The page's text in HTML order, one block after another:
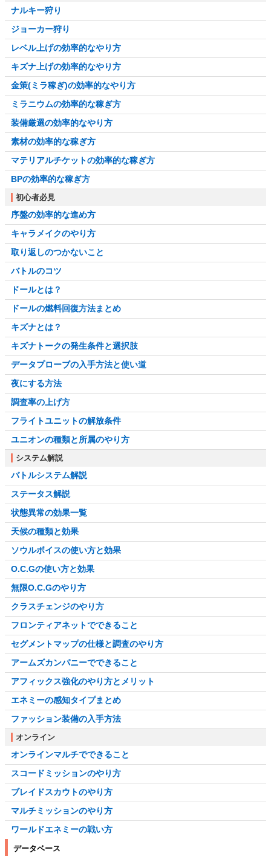
ナルキー狩り
ジョーカー狩り
レベル上げの効率的なやり方
キズナ上げの効率的なやり方
金策(ミラ稼ぎ)の効率的なやり方
ミラニウムの効率的な稼ぎ方
装備厳選の効率的なやり方
素材の効率的な稼ぎ方
マテリアルチケットの効率的な稼ぎ方
BPの効率的な稼ぎ方
初心者必見
序盤の効率的な進め方
キャラメイクのやり方
取り返しのつかないこと
バトルのコツ
ドールとは？
ドールの燃料回復方法まとめ
キズナとは？
キズナトークの発生条件と選択肢
データプローブの入手方法と使い道
夜にする方法
調査率の上げ方
フライトユニットの解放条件
ユニオンの種類と所属のやり方
システム解説
バトルシステム解説
ステータス解説
状態異常の効果一覧
天候の種類と効果
ソウルボイスの使い方と効果
O.C.Gの使い方と効果
無限O.C.Gのやり方
クラスチェンジのやり方
フロンティアネットでできること
セグメントマップの仕様と調査のやり方
アームズカンパニーでできること
アフィックス強化のやり方とメリット
エネミーの感知タイプまとめ
ファッション装備の入手方法
オンライン
オンラインマルチでできること
スコードミッションのやり方
ブレイドスカウトのやり方
マルチミッションのやり方
ワールドエネミーの戦い方
データベース